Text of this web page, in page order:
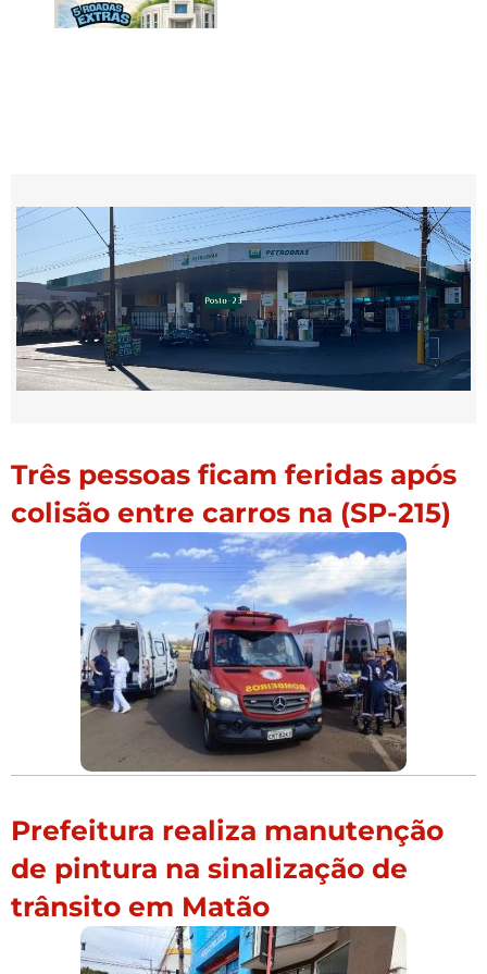
Três pessoas ficam feridas após
colisão entre carros na (SP-215)
Prefeitura realiza manutenção
de pintura na sinalização de
trânsito em Matão